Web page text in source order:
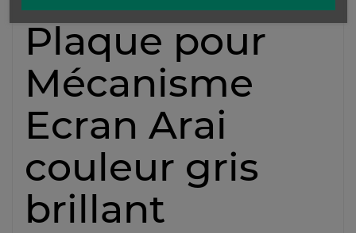
Plaque pour
Mécanisme
Ecran Arai
couleur gris
brillant